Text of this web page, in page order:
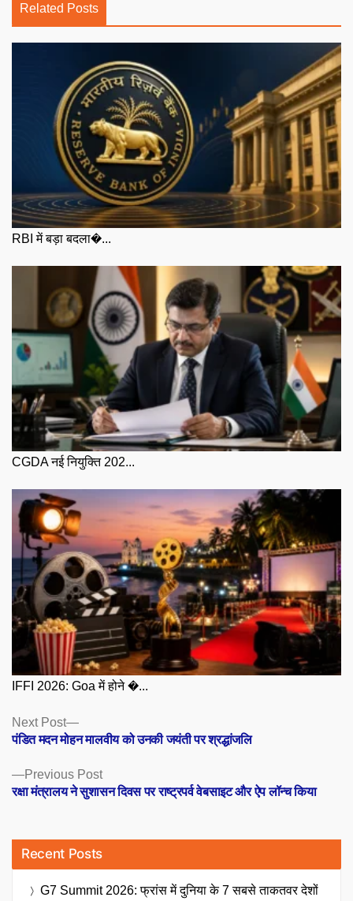
Related Posts
RBI में बड़ा बदला�...
CGDA नई नियुक्ति 202...
IFFI 2026: Goa में होने �...
Posts
navigation
Previous PostPrevious
post:
रक्षा मंत्रालय ने सुशासन दिवस पर राष्ट्रपर्व ​​वेबसाइट और ऐप लॉन्च किया
Next Post
Next
post:
पंडित मदन मोहन मालवीय को उनकी जयंती पर श्रद्धांजलि
Recent Posts
G7 Summit 2026: फ्रांस में दुनिया के 7 सबसे ताकतवर देशों